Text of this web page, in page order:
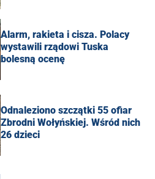
Alarm, rakieta i cisza. Polacy
wystawili rządowi Tuska
bolesną ocenę
Odnaleziono szczątki 55 ofiar
Zbrodni Wołyńskiej. Wśród nich
26 dzieci